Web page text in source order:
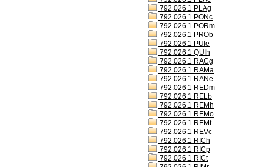
792.026.1 PLAg
792.026.1 PONc
792.026.1 PORm
792.026.1 PROb
792.026.1 PUIe
792.026.1 QUIh
792.026.1 RACg
792.026.1 RAMa
792.026.1 RANe
792.026.1 REDm
792.026.1 RELb
792.026.1 REMh
792.026.1 REMo
792.026.1 REMt
792.026.1 REVc
792.026.1 RICh
792.026.1 RICp
792.026.1 RICt